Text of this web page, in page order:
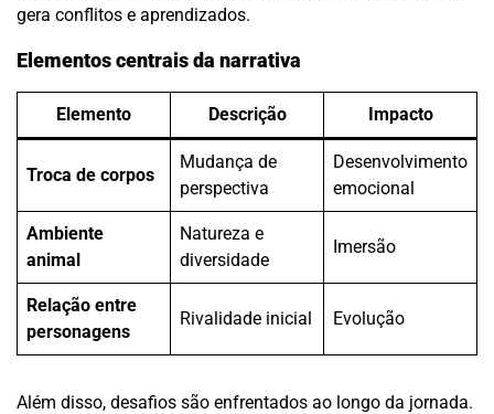
gera conflitos e aprendizados.
Elementos centrais da narrativa
Elemento Descrição Impacto
Troca de corpos
Mudança de
perspectiva
Desenvolvimento
emocional
Ambiente
animal
Natureza e
diversidade
Imersão
Relação entre
personagens
Rivalidade inicial Evolução
Além disso, desafios são enfrentados ao longo da jornada.